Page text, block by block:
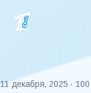
11 декабря, 2025 ·